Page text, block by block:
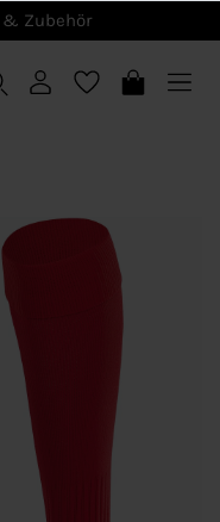
& Zubehör